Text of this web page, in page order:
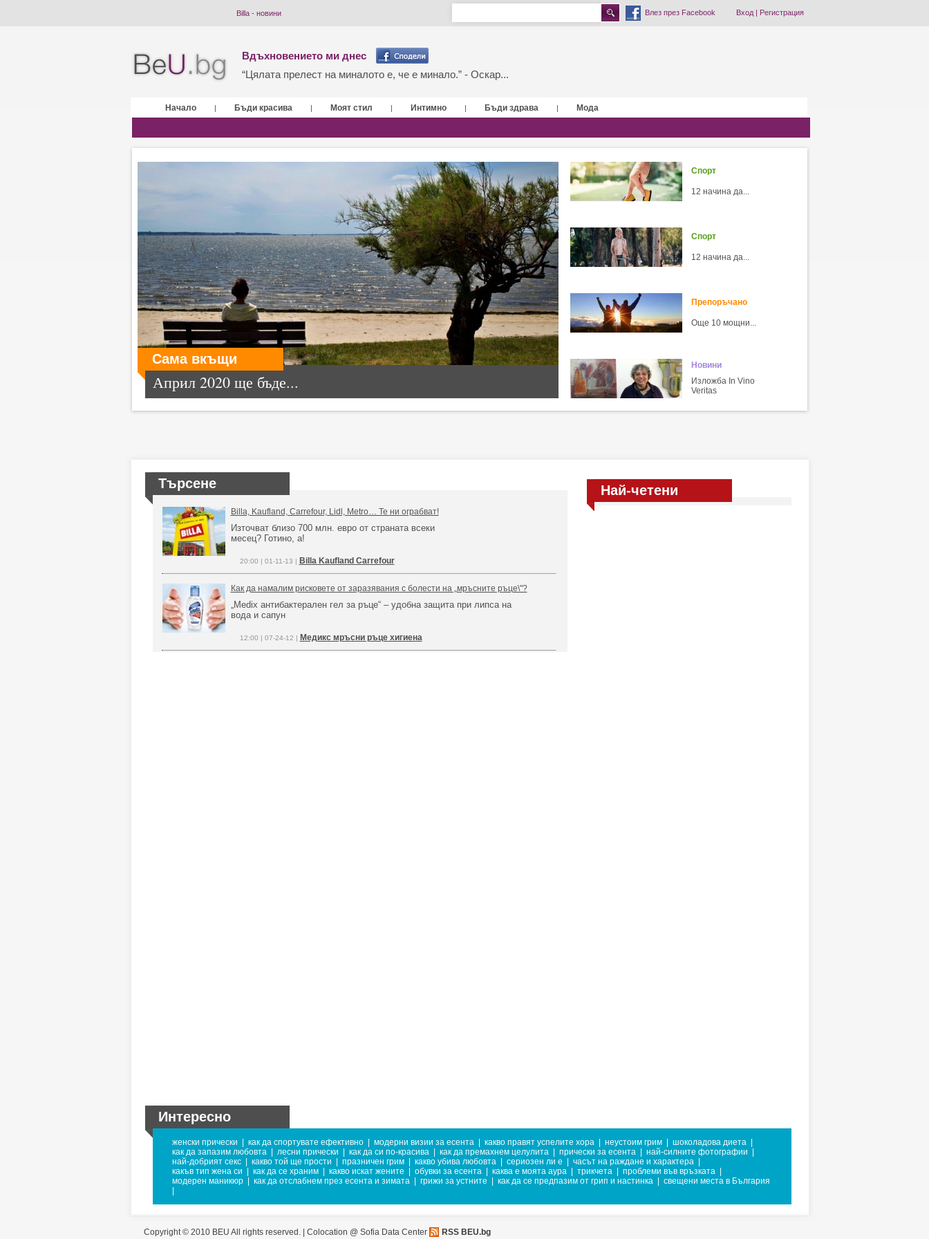
Billa - новини Влез през Facebook Вход| Регистрация
Вдъхновението ми днес
“Цялата прелест на миналото е, че е минало.” - Оскар...
Начало | Бъди красива | Моят стил | Интимно | Бъди здрава | Мода
Сама вкъщи
Април 2020 ще бъде...
Спорт
12 начина да...
Спорт
12 начина да...
Препоръчано
Още 10 мощни...
Новини
Изложба In Vino
Veritas
Търсене
Billa, Kaufland, Carrefour, Lidl, Metro… Те ни ограбват!
Източват близо 700 млн. евро от страната всеки
месец? Готино, а!
20:00 | 01-11-13 | Billa Kaufland Carrefour
Как да намалим рисковете от заразявания с болести на „мръсните ръце\"?
„Medix антибактерален гел за ръце“ – удобна защита при липса на
вода и сапун
12:00 | 07-24-12 | Медикс мръсни ръце хигиена
Най-четени
Интересно
женски прически как да спортувате ефективно модерни визии за есента какво правят успелите хора неустоим грим шоколадова диета
как да запазим любовта
лесни прически как да си по-красива как да премахнем целулита прически за есента най-силните фотографии
най-добрият секс
какво той ще прости празничен грим какво убива любовта сериозен ли е часът на раждане и характера
какъв тип жена си
как да се храним какво искат жените обувки за есента каква е моята аура трикчета проблеми във връзката
модерен маникюр
как да отслабнем през есента и зимата грижи за устните как да се предпазим от грип и настинка
свещени места в България
Copyright © 2010 BEU All rights reserved. | Colocation @ Sofia Data Center RSS BEU.bg